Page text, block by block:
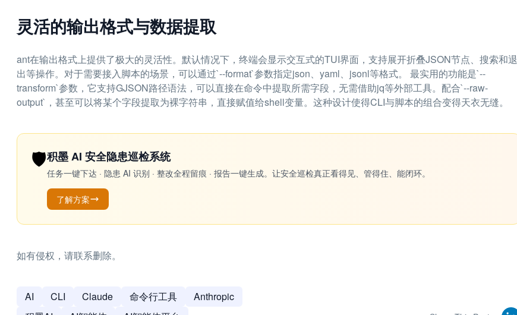
灵活的输出格式与数据提取
ant在输出格式上提供了极大的灵活性。默认情况下，终端会显示交互式的TUI界面，支持展开折叠JSON节点、搜索和退
出等操作。对于需要接入脚本的场景，可以通过`--format`参数指定json、yaml、jsonl等格式。 最实用的功能是`--
transform`参数，它支持GJSON路径语法，可以直接在命令中提取所需字段，无需借助jq等外部工具。配合`--raw-
output`，甚至可以将某个字段提取为裸字符串，直接赋值给shell变量。这种设计使得CLI与脚本的组合变得天衣无缝。
🛡️积墨 AI 安全隐患巡检系统
任务一键下达 · 隐患 AI 识别 · 整改全程留痕 · 报告一键生成。让安全巡检真正看得见、管得住、能闭环。
了解方案
如有侵权，请联系删除。
AI CLI Claude 命令行工具
Anthropic